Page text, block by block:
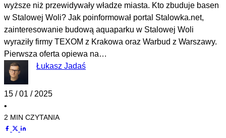
wyższe niż przewidywały władze miasta. Kto zbuduje basen
w Stalowej Woli? Jak poinformował portal Stalowka.net,
zainteresowanie budową aquaparku w Stalowej Woli
wyraziły firmy TEXOM z Krakowa oraz Warbud z Warszawy.
Pierwsza oferta opiewa na…
Łukasz Jadaś
15 / 01 / 2025
•
2 MIN CZYTANIA